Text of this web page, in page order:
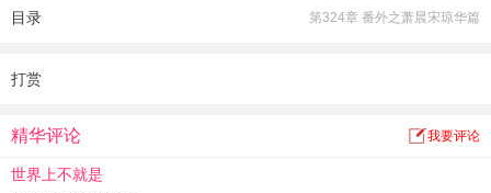
“听闻相府大小姐才貌无双，本皇子已向父皇求娶。”
男人直接把人打横抱起。
男人邪魅一笑，“娘子莫怕，咱们，提前入洞房。”
目录 第324章 番外之萧晨宋琼华篇
打赏
精华评论 我要评论
世界上不就是